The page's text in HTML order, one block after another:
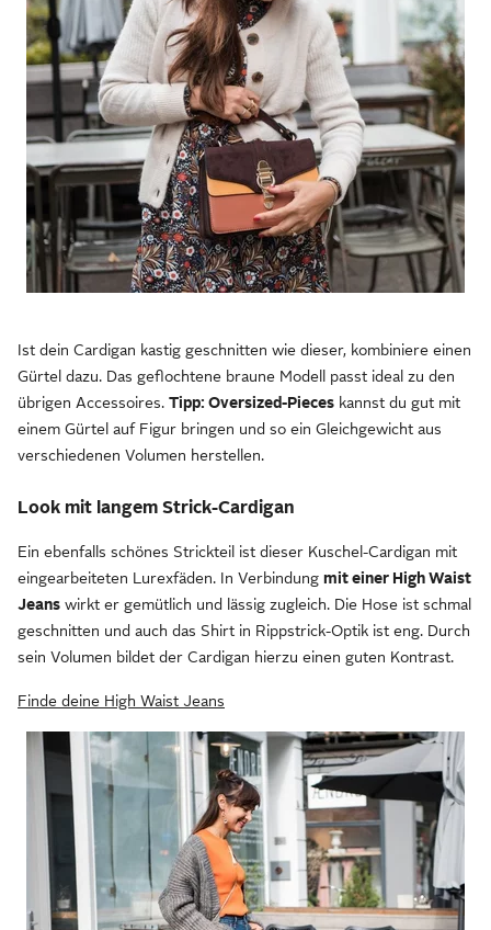
Ist dein Cardigan kastig geschnitten wie dieser, kombiniere einen
Gürtel dazu. Das geflochtene braune Modell passt ideal zu den
übrigen Accessoires. Tipp: Oversized-Pieces kannst du gut mit
einem Gürtel auf Figur bringen und so ein Gleichgewicht aus
verschiedenen Volumen herstellen.
Look mit langem Strick-Cardigan
Ein ebenfalls schönes Strickteil ist dieser Kuschel-Cardigan mit
eingearbeiteten Lurexfäden. In Verbindung mit einer High Waist
Jeans wirkt er gemütlich und lässig zugleich. Die Hose ist schmal
geschnitten und auch das Shirt in Rippstrick-Optik ist eng. Durch
sein Volumen bildet der Cardigan hierzu einen guten Kontrast.
Finde deine High Waist Jeans